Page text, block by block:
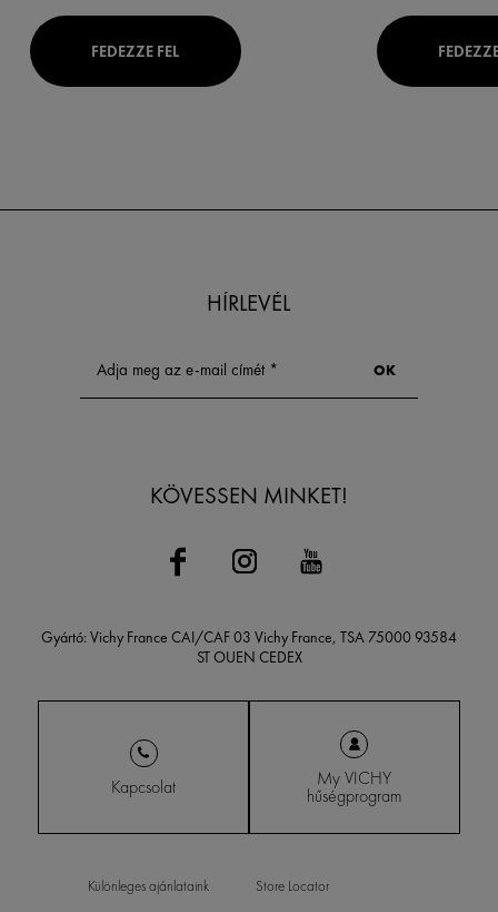
FEDEZZE FEL
HÍRLEVÉL
KÖVESSEN MINKET!
Gyártó: Vichy France CAI/CAF 03 Vichy France, TSA 75000 93584
ST OUEN CEDEX
Kapcsolat My VICHY
hűségprogram
Különleges ajánlataink Store Locator